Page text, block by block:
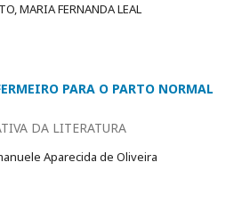
MARIA FERNANDA LEAL
PARA O PARTO NORMAL
DA LITERATURA
Aparecida de Oliveira